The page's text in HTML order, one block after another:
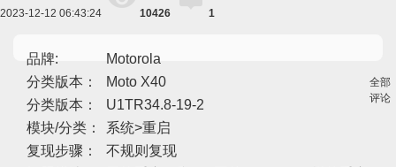
2023-12-12 06:43:24 10426 1
品牌:
Motorola
分类版本：
Moto X40
分类版本：
U1TR34.8-19-2
模块/分类：
系统>重启
复现步骤：
不规则复现
全部
评论